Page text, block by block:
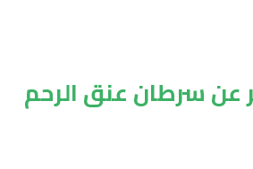
عن سرطان عنق الرحم